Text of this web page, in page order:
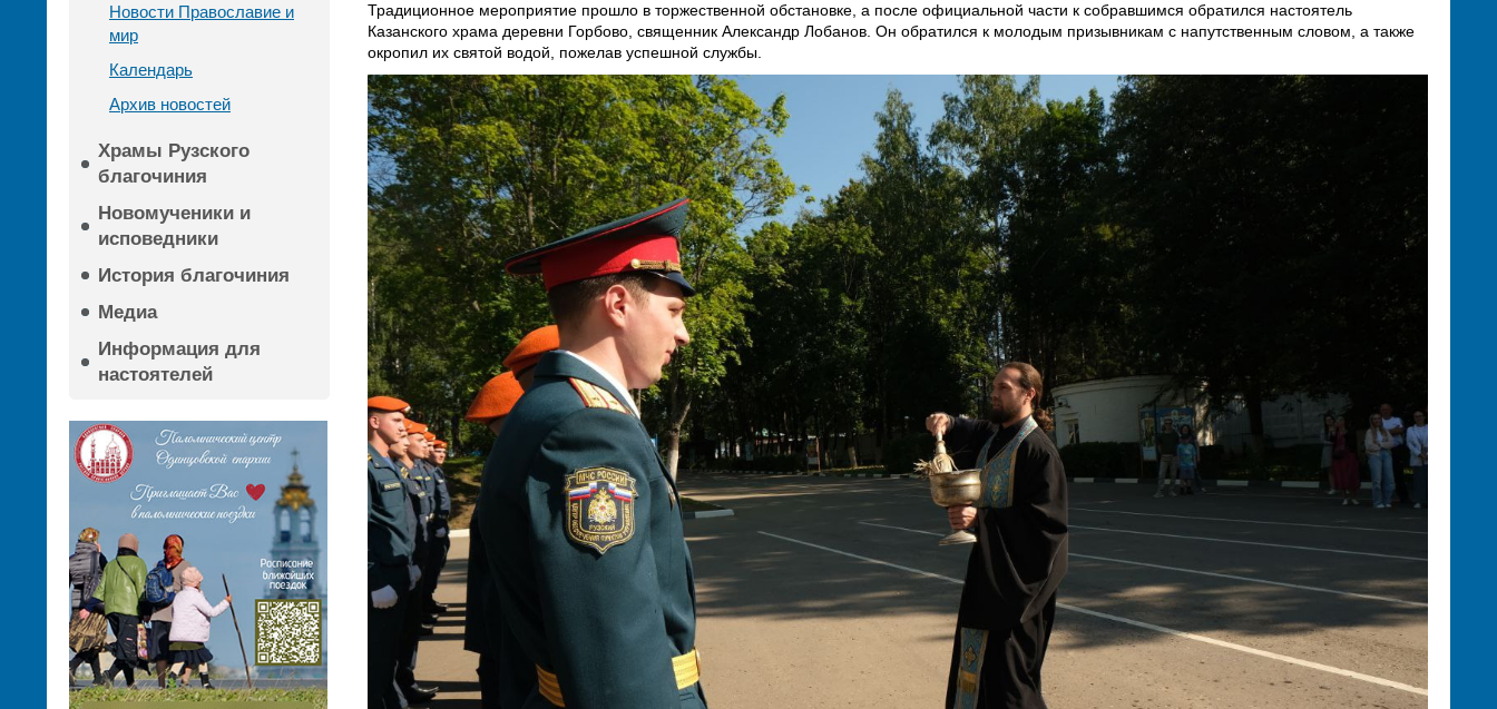
Новости Православие и
мир
Календарь
Архив новостей
Храмы Рузского
благочиния
Новомученики и
исповедники
История благочиния
Медиа
Информация для
настоятелей
Традиционное мероприятие прошло в торжественной обстановке, а после официальной части к собравшимся обратился настоятель
Казанского храма деревни Горбово, священник Александр Лобанов. Он обратился к молодым призывникам с напутственным словом, а также
окропил их святой водой, пожелав успешной службы.